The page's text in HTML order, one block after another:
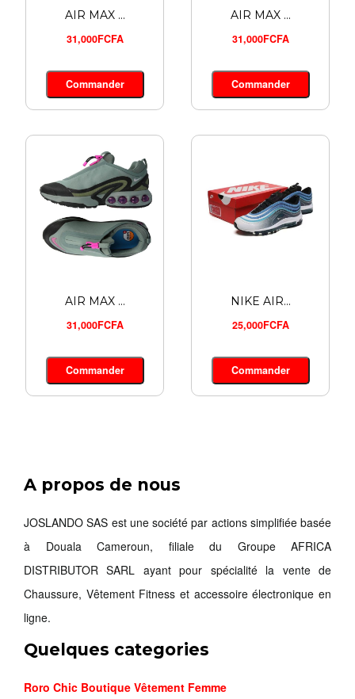
Commander
26,000FCFA
Commander
AIR MAX ...
31,000FCFA
Commander
AIR MAX ...
31,000FCFA
Commander
AIR MAX ...
31,000FCFA
Commander
NIKE AIR...
25,000FCFA
Commander
A propos de nous
JOSLANDO SAS est une société par actions simplifiée basée
à Douala Cameroun, filiale du Groupe AFRICA
DISTRIBUTOR SARL ayant pour spécialité la vente de
Chaussure, Vêtement Fitness et accessoire électronique en
ligne.
Quelques categories
Roro Chic Boutique Vêtement Femme